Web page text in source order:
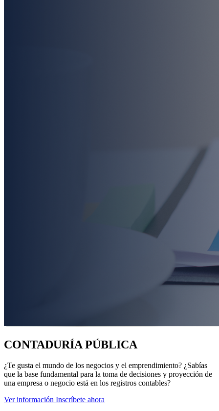
CONTADURÍA PÚBLICA
¿Te gusta el mundo de los negocios y el emprendimiento? ¿Sabías
que la base fundamental para la toma de decisiones y proyección de
una empresa o negocio está en los registros contables?
Ver información Inscríbete ahora